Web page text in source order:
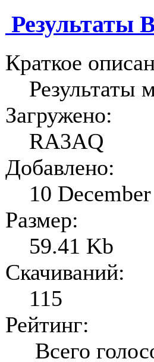
Результаты
Краткое
Результаты
Загружено:
RA3AQ
Добавлено:
10
Размер:
59.41 Kb
Скачиваний:
115
Рейтинг:
Всего